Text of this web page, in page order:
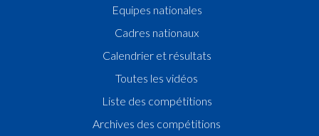
Equipes nationales
Cadres nationaux
Calendrier et résultats
Toutes les vidéos
Liste des compétitions
Archives des compétitions